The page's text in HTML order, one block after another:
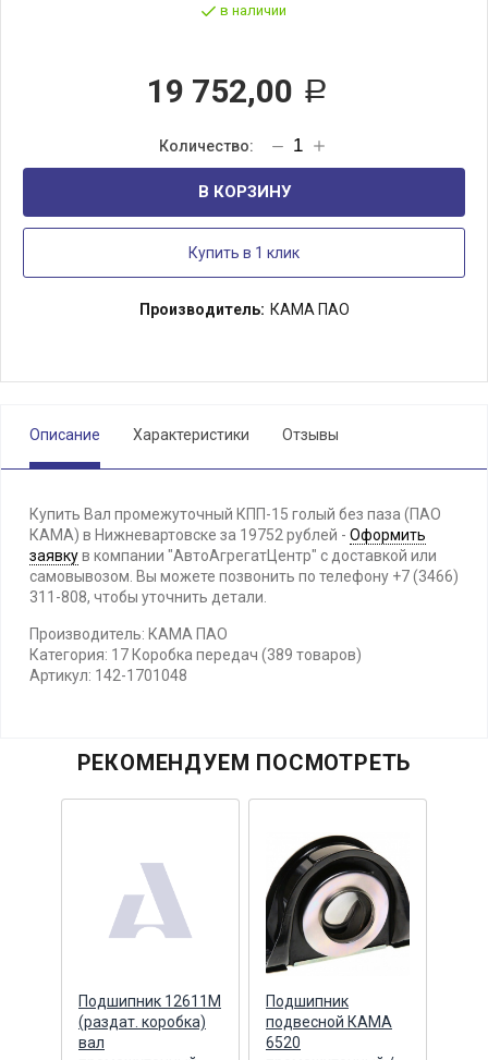
в наличии
19 752,00 Р
В КОРЗИНУ
Купить в 1 клик
Производитель: КАМА ПАО
Описание Характеристики Отзывы
Купить Вал промежуточный КПП-15 голый без паза (ПАО
КАМА) в Нижневартовске за 19752 рублей - Оформить
заявкув компании "АвтоАгрегатЦентр" с доставкой или
самовывозом. Вы можете позвонить по телефону +7 (3466)
311-808, чтобы уточнить детали.
Производитель: КАМА ПАО
Категория: 17 Коробка передач (389 товаров)
Артикул: 142-1701048
РЕКОМЕНДУЕМ ПОСМОТРЕТЬ
Подшипник 12611М
(раздат. коробка)
вал
Подшипник
подвесной КАМА
6520